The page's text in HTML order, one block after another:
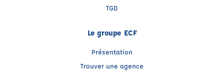
TGD
Le groupe ECF
Présentation
Trouver une agence